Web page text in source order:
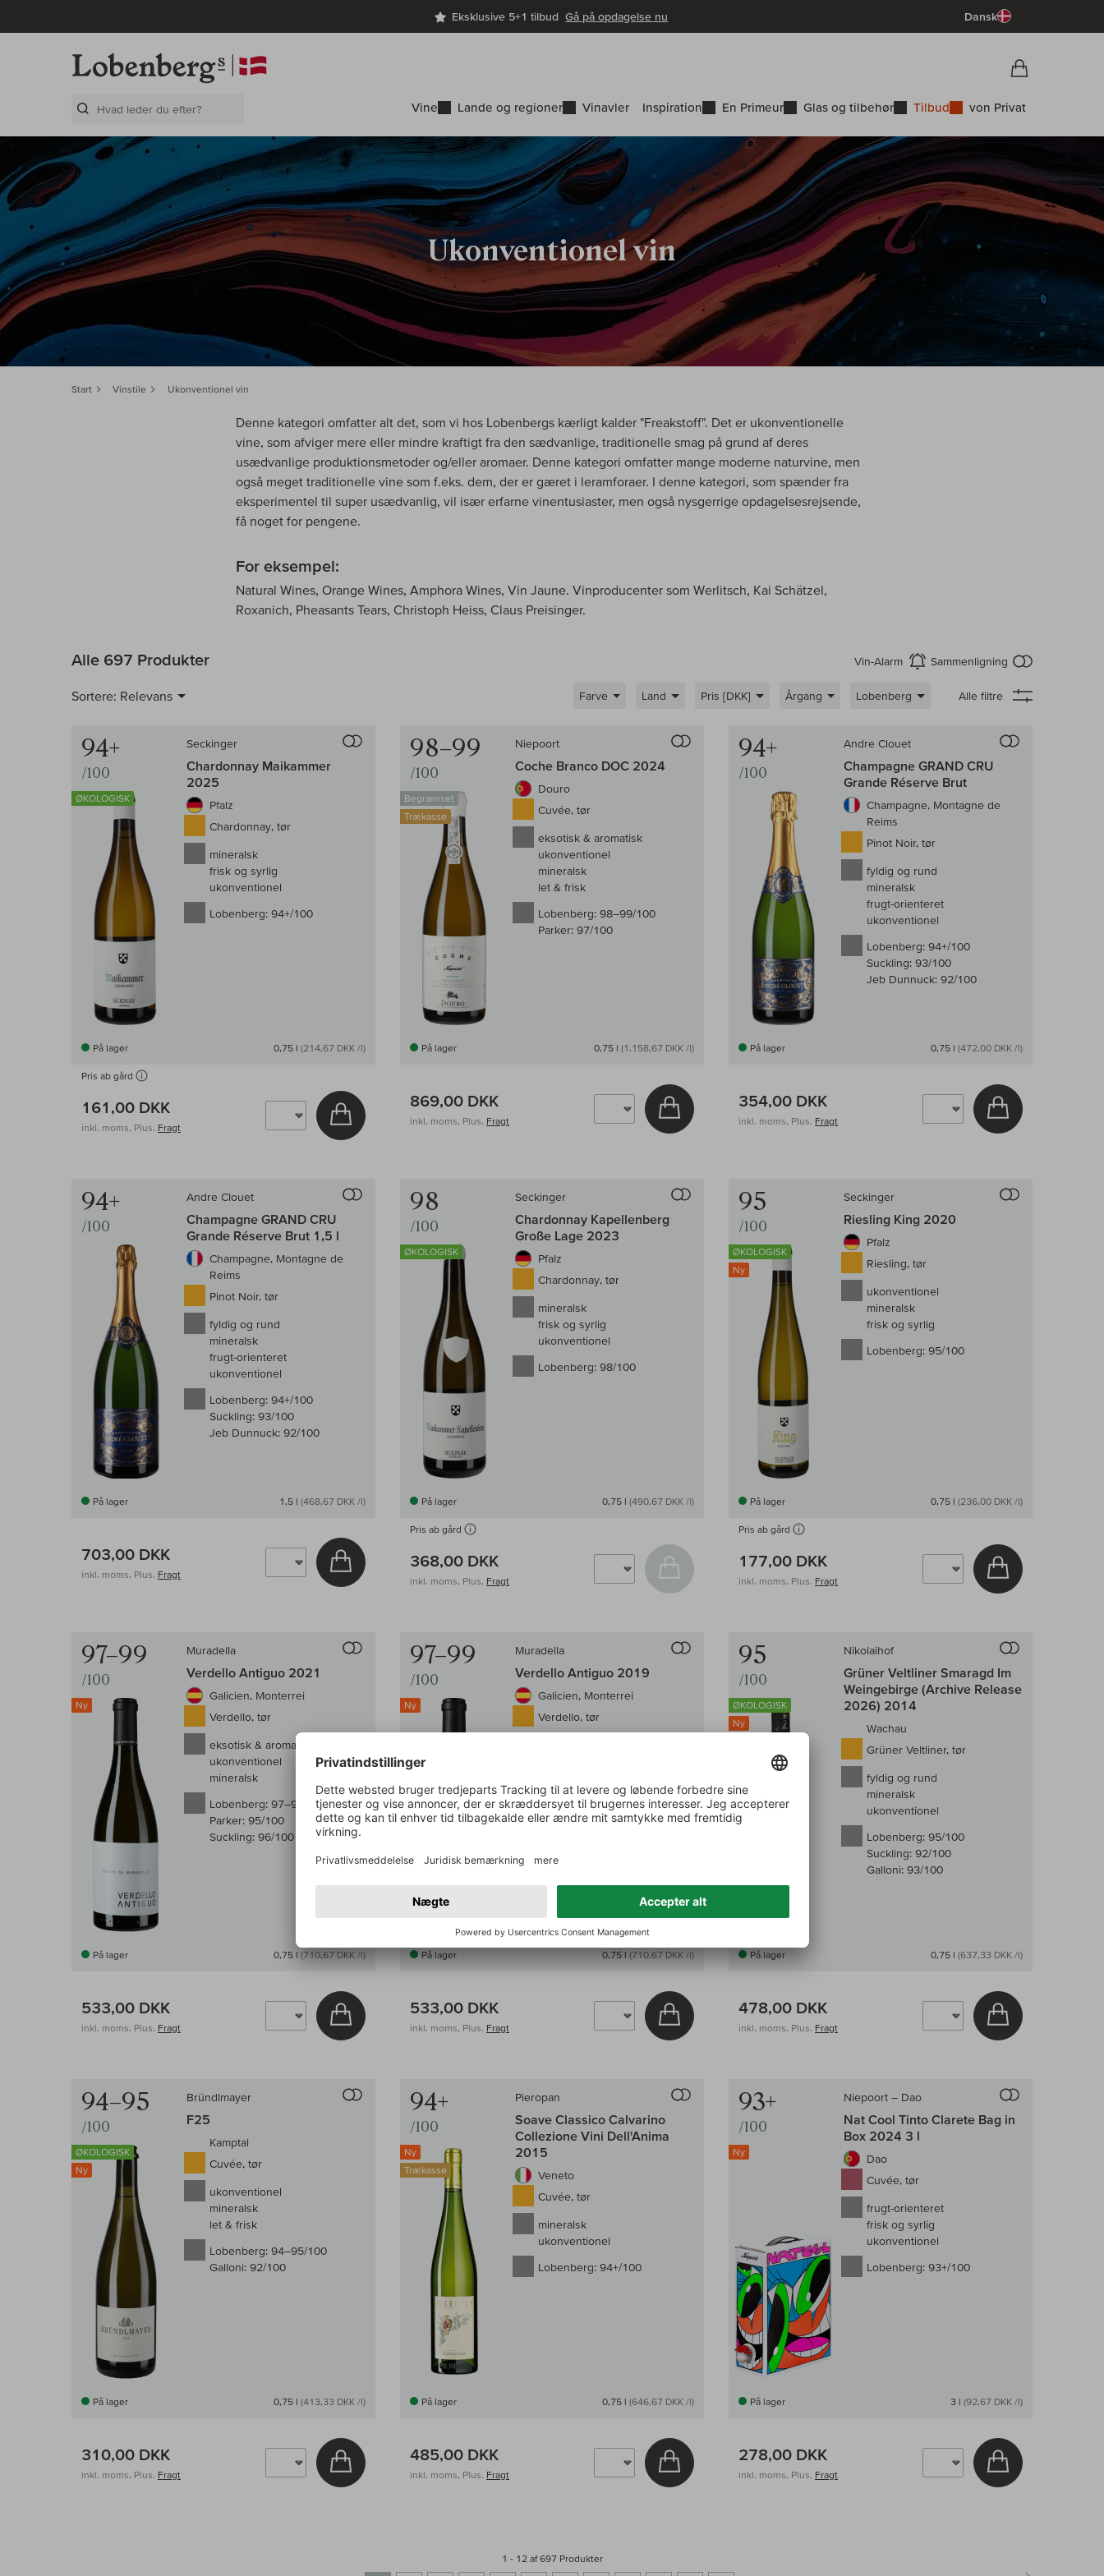
Eksklusive 5+1 tilbudGå på opdagelse nu Dansk
Vine Lande og regioner Vinavler Inspiration En Primeur Glas og tilbehør Tilbud von Privat
Ukonventionel vin
Start Vinstile Ukonventionel vin
Denne kategori omfatter alt det, som vi hos Lobenbergs kærligt kalder "Freakstoff". Det er ukonventionelle
vine, som afviger mere eller mindre kraftigt fra den sædvanlige, traditionelle smag på grund af deres
usædvanlige produktionsmetoder og/eller aromaer. Denne kategori omfatter mange moderne naturvine, men
også meget traditionelle vine som f.eks. dem, der er gæret i leramforaer. I denne kategori, som spænder fra
eksperimentel til super usædvanlig, vil især erfarne vinentusiaster, men også nysgerrige opdagelsesrejsende,
få noget for pengene.
For eksempel:
Natural Wines, Orange Wines, Amphora Wines, Vin Jaune. Vinproducenter som Werlitsch, Kai Schätzel,
Roxanich, Pheasants Tears, Christoph Heiss, Claus Preisinger.
Alle 697 Produkter Vin-Alarm
aktiver Sammenligning
Sortere: Relevans Farve Land Pris [DKK] Årgang Lobenberg Alle filtre
94+
/100
ØKOLOGISK
Seckinger
Chardonnay Maikammer
2025
Pfalz
Chardonnay, tør
mineralsk
frisk og syrlig
ukonventionel
Lobenberg: 94+/100
På lager 0,75 l (214,67 DKK /l)
Pris ab gård
161,00 DKK
inkl. moms, Plus. Fragt
Læg i kurv
98–99
/100
Begrænset
Trækasse
Niepoort
Coche Branco DOC 2024
Douro
Cuvée, tør
eksotisk & aromatisk
ukonventionel
mineralsk
let & frisk
Lobenberg: 98–99/100
Parker: 97/100
På lager 0,75 l (1.158,67 DKK /l)
869,00 DKK
inkl. moms, Plus. Fragt
Læg i kurv
94+
/100
Andre Clouet
Champagne GRAND CRU
Grande Réserve Brut
Champagne, Montagne de
Reims
Pinot Noir, tør
fyldig og rund
mineralsk
frugt-orienteret
ukonventionel
Lobenberg: 94+/100
Suckling: 93/100
Jeb Dunnuck: 92/100
På lager 0,75 l (472,00 DKK /l)
354,00 DKK
inkl. moms, Plus. Fragt
Læg i kurv
94+
/100
Andre Clouet
Champagne GRAND CRU
Grande Réserve Brut 1,5 l
Champagne, Montagne de
Reims
Pinot Noir, tør
fyldig og rund
mineralsk
frugt-orienteret
ukonventionel
Lobenberg: 94+/100
Suckling: 93/100
Jeb Dunnuck: 92/100
På lager 1,5 l (468,67 DKK /l)
703,00 DKK
inkl. moms, Plus. Fragt
Læg i kurv
98
/100
ØKOLOGISK
Seckinger
Chardonnay Kapellenberg
Große Lage 2023
Pfalz
Chardonnay, tør
mineralsk
frisk og syrlig
ukonventionel
Lobenberg: 98/100
På lager 0,75 l (490,67 DKK /l)
Pris ab gård
368,00 DKK
inkl. moms, Plus. Fragt
Læg i kurv
95
/100
ØKOLOGISK
Ny
Seckinger
Riesling King 2020
Pfalz
Riesling, tør
ukonventionel
mineralsk
frisk og syrlig
Lobenberg: 95/100
På lager 0,75 l (236,00 DKK /l)
Pris ab gård
177,00 DKK
inkl. moms, Plus. Fragt
Læg i kurv
97–99
/100
Ny
Muradella
Verdello Antiguo 2021
Galicien, Monterrei
Verdello, tør
eksotisk & aromatisk
ukonventionel
mineralsk
Lobenberg: 97–99/100
Parker: 95/100
Suckling: 96/100
På lager 0,75 l (710,67 DKK /l)
533,00 DKK
inkl. moms, Plus. Fragt
Læg i kurv
97–99
/100
Ny
Muradella
Verdello Antiguo 2019
Galicien, Monterrei
Verdello, tør
Lobenberg:97–99/100
Parker:95/100
På lager 0,75 l (710,67 DKK /l)
533,00 DKK
inkl. moms, Plus. Fragt
Læg i kurv
95
/100
ØKOLOGISK
Ny
Nikolaihof
Grüner Veltliner Smaragd Im
Weingebirge (Archive Release
2026) 2014
Wachau
Grüner Veltliner, tør
fyldig og rund
mineralsk
ukonventionel
Lobenberg: 95/100
Suckling: 92/100
Galloni: 93/100
På lager 0,75 l (637,33 DKK /l)
478,00 DKK
inkl. moms, Plus. Fragt
Læg i kurv
94–95
/100
ØKOLOGISK
Ny
Bründlmayer
F25
Kamptal
Cuvée, tør
ukonventionel
mineralsk
let & frisk
Lobenberg: 94–95/100
Galloni: 92/100
På lager 0,75 l (413,33 DKK /l)
310,00 DKK
inkl. moms, Plus. Fragt
Læg i kurv
94+
/100
Ny
Trækasse
Pieropan
Soave Classico Calvarino
Collezione Vini Dell'Anima
2015
Veneto
Cuvée, tør
mineralsk
ukonventionel
Lobenberg: 94+/100
På lager 0,75 l (646,67 DKK /l)
485,00 DKK
inkl. moms, Plus. Fragt
Læg i kurv
93+
/100
Ny
Niepoort – Dao
Nat Cool Tinto Clarete Bag in
Box 2024 3 l
Dao
Cuvée, tør
frugt-orienteret
frisk og syrlig
ukonventionel
Lobenberg: 93+/100
På lager 3 l (92,67 DKK /l)
278,00 DKK
inkl. moms, Plus. Fragt
Læg i kurv
1 - 12 af 697 Produkter